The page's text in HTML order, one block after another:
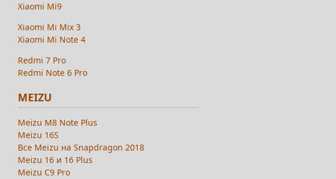
Xiaomi Mi9
Xiaomi Mi Mix 3
Xiaomi Mi Note 4
Redmi 7 Pro
Redmi Note 6 Pro
MEIZU
Meizu M8 Note Plus
Meizu 16S
Все Meizu на Snapdragon 2018
Meizu 16 и 16 Plus
Meizu C9 Pro